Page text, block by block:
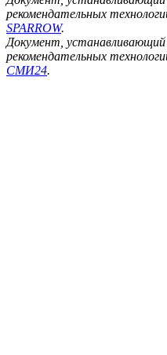
рекомендательных
SPARROW.
Документ, устанавливающий
рекомендательных
СМИ24.